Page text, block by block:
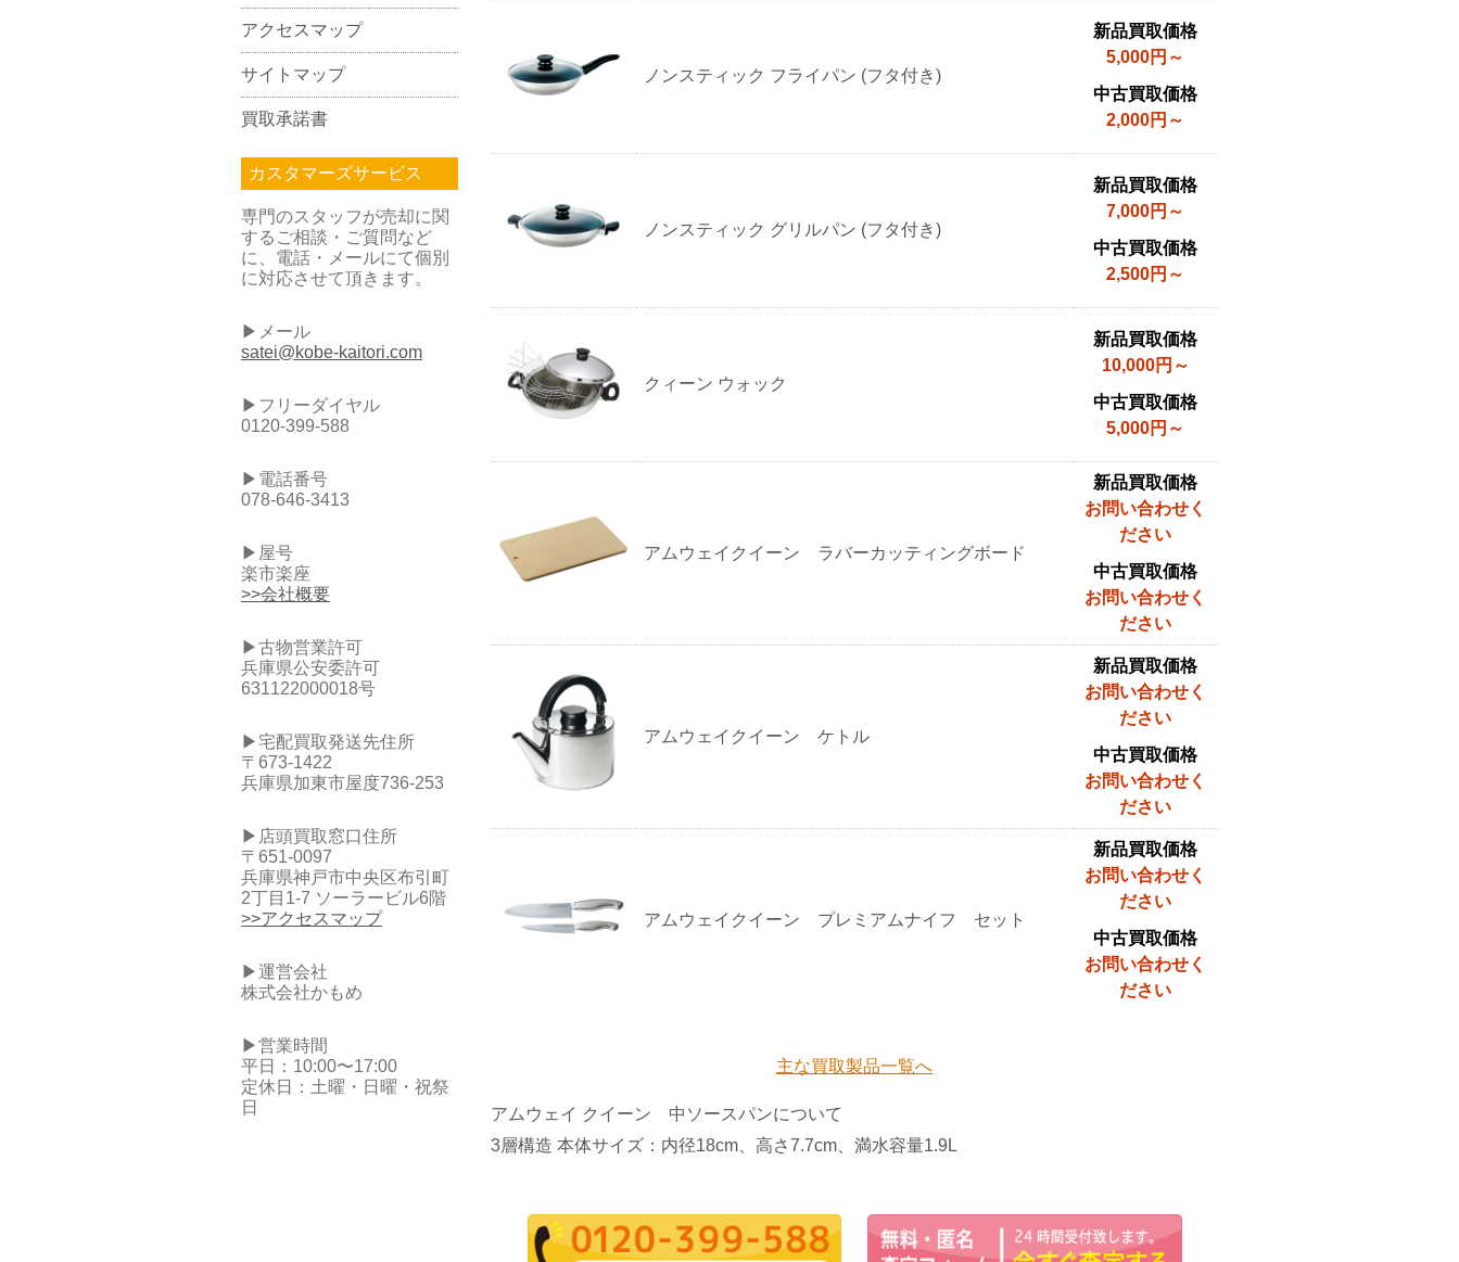
ノンスティック フライパン (フタ付き)
新品買取価格
5,000円～
中古買取価格
2,000円～
ノンスティック グリルパン (フタ付き)
新品買取価格
7,000円～
中古買取価格
2,500円～
クィーン ウォック
新品買取価格
10,000円～
中古買取価格
5,000円～
アムウェイクイーン ラバーカッティングボード
新品買取価格
お問い合わせく
ださい
中古買取価格
お問い合わせく
ださい
アムウェイクイーン ケトル
新品買取価格
お問い合わせく
ださい
中古買取価格
お問い合わせく
ださい
アムウェイクイーン プレミアムナイフ セット
新品買取価格
お問い合わせく
ださい
中古買取価格
お問い合わせく
ださい
主な買取製品一覧へ
アムウェイ クイーン 中ソースパンについて
3層構造 本体サイズ：内径18cm、高さ7.7cm、満水容量1.9L
アクセスマップ
サイトマップ
買取承諾書
カスタマーズサービス
専門のスタッフが売却に関
するご相談・ご質問など
に、電話・メールにて個別
に対応させて頂きます。
▶メール
satei@kobe-kaitori.com
▶フリーダイヤル
0120-399-588
▶電話番号
078-646-3413
▶屋号
楽市楽座
>>会社概要
▶古物営業許可
兵庫県公安委許可
631122000018号
▶宅配買取発送先住所
〒673-1422
兵庫県加東市屋度736-253
▶店頭買取窓口住所
〒651-0097
兵庫県神戸市中央区布引町
2丁目1-7 ソーラービル6階
>>アクセスマップ
▶運営会社
株式会社かもめ
▶営業時間
平日：10:00〜17:00
定休日：土曜・日曜・祝祭
日